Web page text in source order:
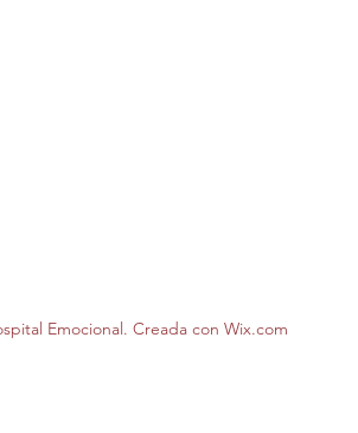
Emocional. Creada con Wix.com